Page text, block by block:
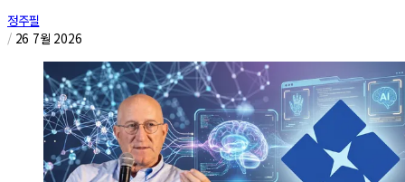
정주필
/ 26 7월 2026